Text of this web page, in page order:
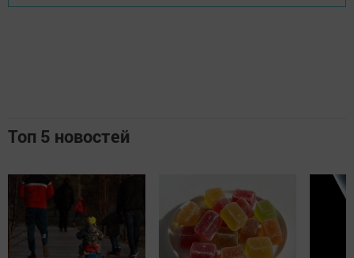
Топ 5 новостей